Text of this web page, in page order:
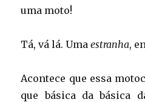
uma moto!
Tá, vá lá. Umaestranha,
Acontece que essa
que básica da básica